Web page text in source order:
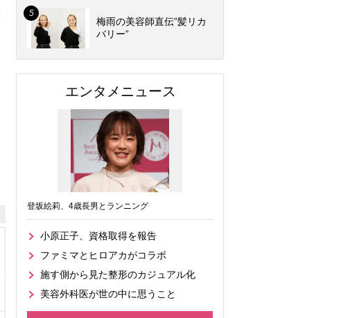
梅雨の美容師直伝”髪リカ
バリー”
エンタメニュース
登坂絵莉、4歳長男とランニング
小原正子、資格取得を報告
ファミマとヒロアカがコラボ
施す側から見た整形のカジュアル化
美容外科医が世の中に思うこと